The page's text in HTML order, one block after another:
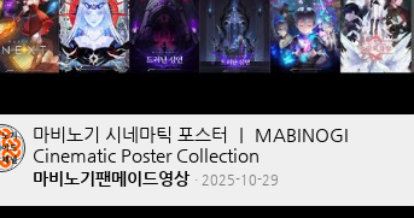
마비노기 시네마틱 포스터 ｜ MABINOGI
Cinematic Poster Collection
마비노기팬메이드영상 · 2025-10-29